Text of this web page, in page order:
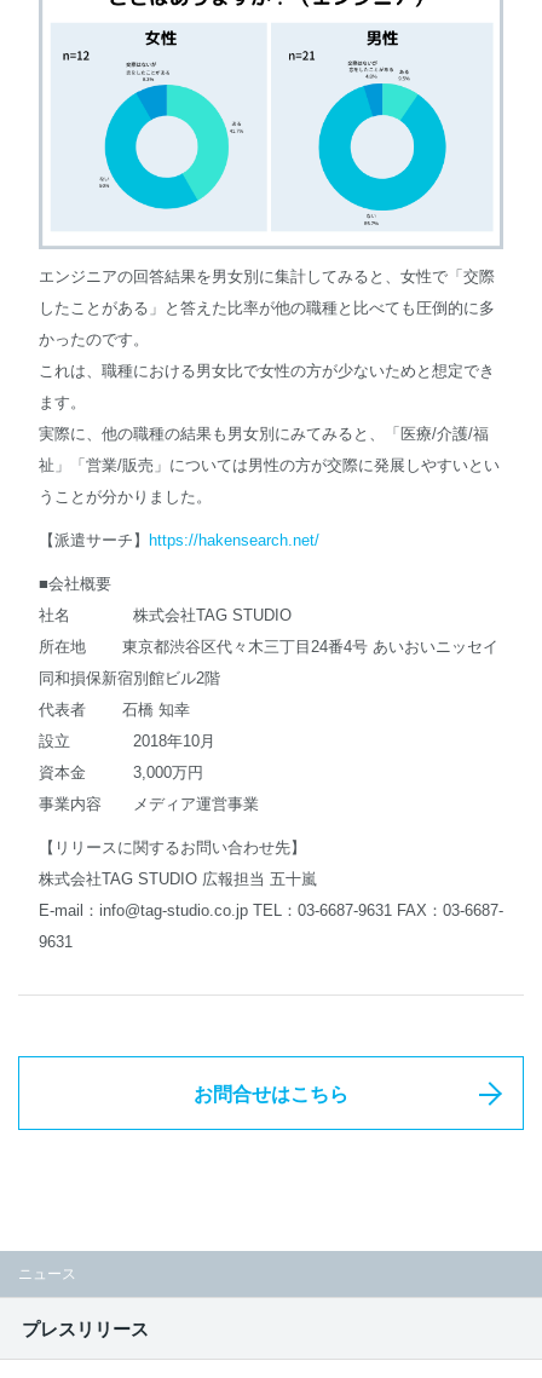
エンジニアの回答結果を男女別に集計してみると、女性で「交際
したことがある」と答えた比率が他の職種と比べても圧倒的に多
かったのです。
これは、職種における男女比で女性の方が少ないためと想定でき
ます。
実際に、他の職種の結果も男女別にみてみると、「医療/介護/福
祉」「営業/販売」については男性の方が交際に発展しやすいとい
うことが分かりました。
【派遣サーチ】 https://hakensearch.net/
■会社概要
社名 株式会社TAG STUDIO
所在地 東京都渋谷区代々木三丁目24番4号 あいおいニッセイ
同和損保新宿別館ビル2階
代表者 石橋 知幸
設立 2018年10月
資本金 3,000万円
事業内容 メディア運営事業
【リリースに関するお問い合わせ先】
株式会社TAG STUDIO 広報担当 五十嵐
E-mail： info@tag-studio.co.jpTEL：03-6687-9631 FAX：03-6687-
9631
お問合せはこちら
ニュース
プレスリリース